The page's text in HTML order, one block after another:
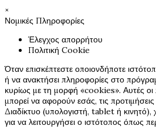
×
Νομικές Πληροφορίες
Έλεγχος απορρήτου
Πολιτική Cookie
Όταν επισκέπτεστε οποιονδήποτε
ή να ανακτήσει πληροφορίες στο
κυρίως με τη μορφή «cookies». Αυτές οι
μπορεί να αφορούν εσάς, τις
Διαδίκτυο (υπολογιστή, tablet ή κινητό),
για να λειτουργήσει ο ιστότοπος όπως